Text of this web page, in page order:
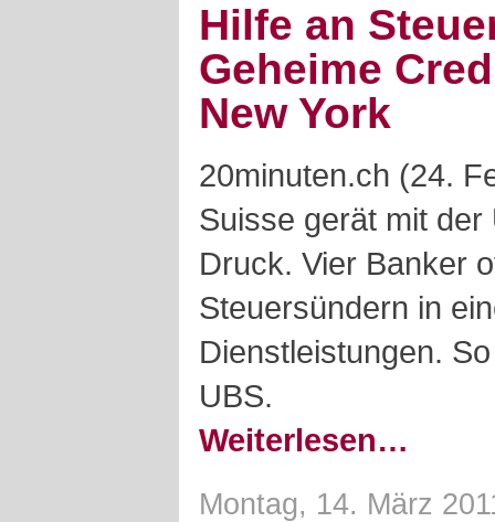
Hilfe an
Geheime
New York
20minuten.ch (24.
Suisse gerät mit
Druck. Vier Banker
Steuersündern in
Dienstleistungen.
UBS.
Weiterlesen…
Montag, 14. März